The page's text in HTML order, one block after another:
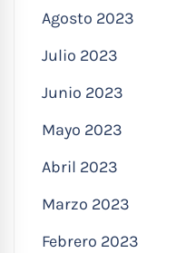
Agosto 2023
Julio 2023
Junio 2023
Mayo 2023
Abril 2023
Marzo 2023
Febrero 2023